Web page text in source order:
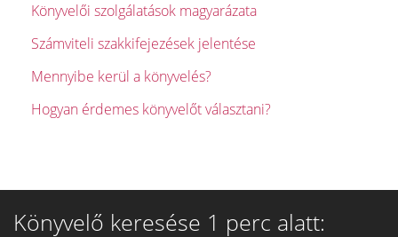
Könyvelői szolgálatások magyarázata
Számviteli szakkifejezések jelentése
Mennyibe kerül a könyvelés?
Hogyan érdemes könyvelőt választani?
Könyvelő keresése 1 perc alatt: